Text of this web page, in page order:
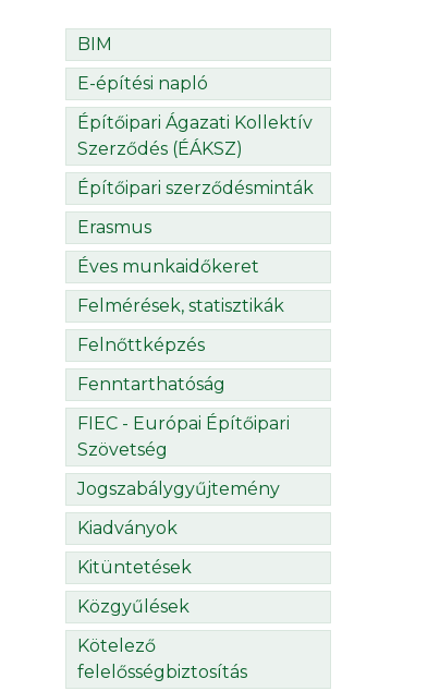
BIM
E-építési napló
Építőipari Ágazati Kollektív
Szerződés (ÉÁKSZ)
Építőipari szerződésminták
Erasmus
Éves munkaidőkeret
Felmérések, statisztikák
Felnőttképzés
Fenntarthatóság
FIEC - Európai Építőipari
Szövetség
Jogszabálygyűjtemény
Kiadványok
Kitüntetések
Közgyűlések
Kötelező
felelősségbiztosítás